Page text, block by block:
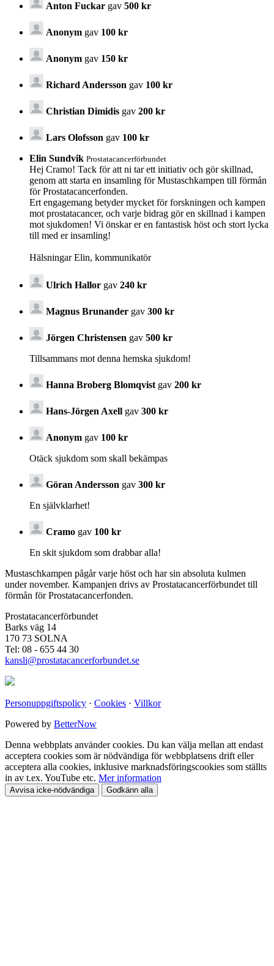
Anton Fuckar gav 500 kr
Anonym gav 100 kr
Anonym gav 150 kr
Richard Andersson gav 100 kr
Christian Dimidis gav 200 kr
Lars Olofsson gav 100 kr
Elin Sundvik Prostatacancerförbundet
Hej Cramo! Tack för att ni tar ett initiativ och gör skillnad,
genom att starta en insamling för Mustaschkampen till förmån
för Prostatacancerfonden.
Ert engagemang betyder mycket för forskningen och kampen
mot prostatacancer, och varje bidrag gör en skillnad i kampen
mot sjukdomen! Vi önskar er en fantastisk höst och stort lycka
till med er insamling!
Hälsningar Elin, kommunikatör
Ulrich Hallor gav 240 kr
Magnus Brunander gav 300 kr
Jörgen Christensen gav 500 kr
Tillsammans mot denna hemska sjukdom!
Hanna Broberg Blomqvist gav 200 kr
Hans-Jörgen Axell gav 300 kr
Anonym gav 100 kr
Otäck sjukdom som skall bekämpas
Göran Andersson gav 300 kr
En självklarhet!
Cramo gav 100 kr
En skit sjukdom som drabbar alla!
Mustaschkampen pågår varje höst och har sin absoluta kulmen
under november. Kampanjen drivs av Prostata­cancerförbundet till
förmån för Prostata­cancerfonden.
Prostatacancerförbundet
Barks väg 14
170 73 SOLNA
Tel: 08 - 655 44 30
kansli@prostatacancerforbundet.se
Personuppgiftspolicy · Cookies · Villkor
Powered by BetterNow
Denna webbplats använder cookies. Du kan välja mellan att endast
acceptera cookies som är nödvändiga för webbplatsens drift eller
acceptera alla cookies, inklusive marknadsföringscookies som ställts
in av t.ex. YouTube etc. Mer information
Avvisa icke-nödvändiga Godkänn alla